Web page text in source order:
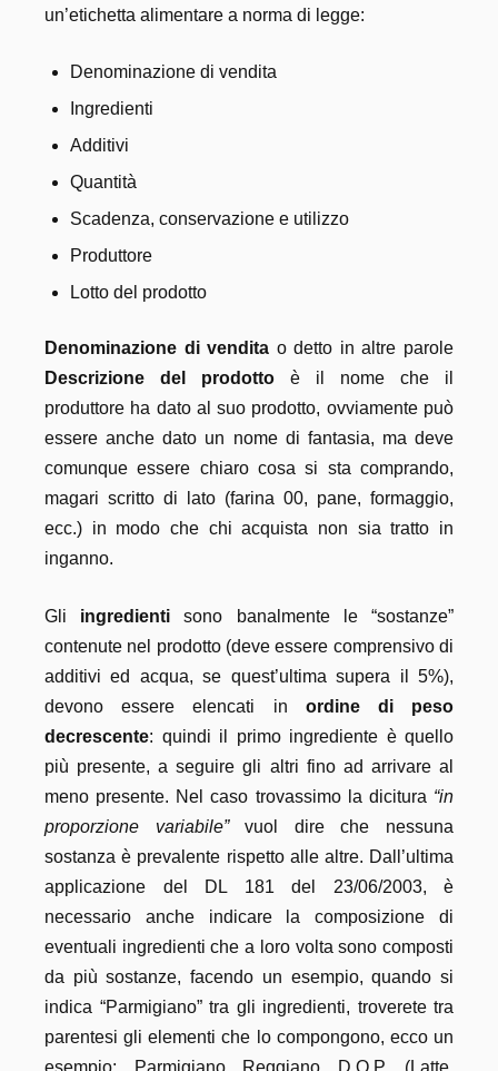
un’etichetta alimentare a norma di legge:
Denominazione di vendita
Ingredienti
Additivi
Quantità
Scadenza, conservazione e utilizzo
Produttore
Lotto del prodotto
Denominazione di vendita o detto in altre parole
Descrizione del prodotto è il nome che il
produttore ha dato al suo prodotto, ovviamente può
essere anche dato un nome di fantasia, ma deve
comunque essere chiaro cosa si sta comprando,
magari scritto di lato (farina 00, pane, formaggio,
ecc.) in modo che chi acquista non sia tratto in
inganno.
Gli ingredienti sono banalmente le “sostanze”
contenute nel prodotto (deve essere comprensivo di
additivi ed acqua, se quest’ultima supera il 5%),
devono essere elencati in ordine di peso
decrescente: quindi il primo ingrediente è quello
più presente, a seguire gli altri fino ad arrivare al
meno presente. Nel caso trovassimo la dicitura “in
proporzione variabile”vuol dire che nessuna
sostanza è prevalente rispetto alle altre. Dall’ultima
applicazione del DL 181 del 23/06/2003, è
necessario anche indicare la composizione di
eventuali ingredienti che a loro volta sono composti
da più sostanze, facendo un esempio, quando si
indica “Parmigiano” tra gli ingredienti, troverete tra
parentesi gli elementi che lo compongono, ecco un